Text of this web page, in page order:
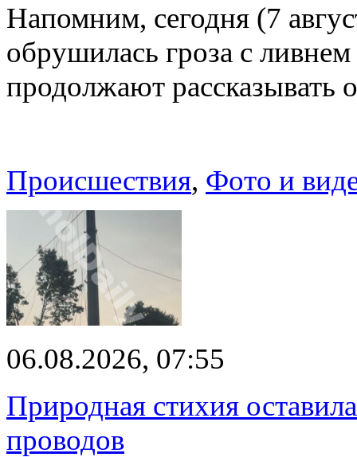
Напомним, сегодня (7
обрушилась гроза с
продолжают рассказывать
Происшествия, Фото и
06.08.2026, 07:55
Природная стихия
проводов